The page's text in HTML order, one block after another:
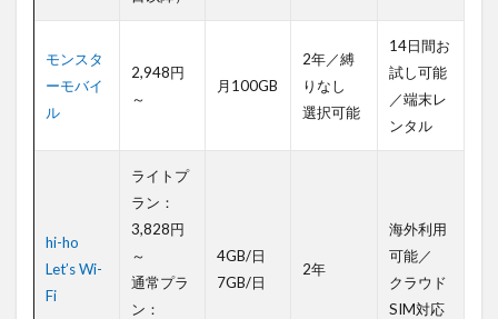
モンスタ
ーモバイ
ル
2,948円
～
月100GB
2年／縛
りなし
選択可能
14日間お
試し可能
／端末レ
ンタル
hi-ho
Let’s Wi-
Fi
ライトプ
ラン：
3,828円
～
通常プラ
ン：
4GB/日
7GB/日
2年
海外利用
可能／
クラウド
SIM対応